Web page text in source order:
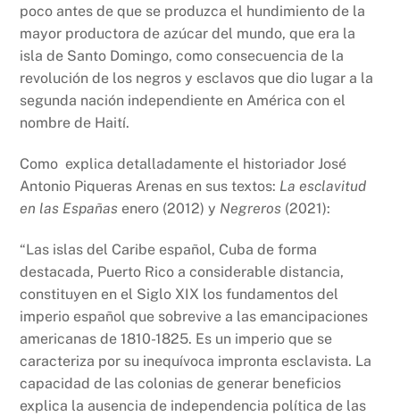
poco antes de que se produzca el hundimiento de la
mayor productora de azúcar del mundo, que era la
isla de Santo Domingo, como consecuencia de la
revolución de los negros y esclavos que dio lugar a la
segunda nación independiente en América con el
nombre de Haití.
Como explica detalladamente el historiador José
Antonio Piqueras Arenas en sus textos: La esclavitud
en las Españas enero (2012) y Negreros (2021):
“Las islas del Caribe español, Cuba de forma
destacada, Puerto Rico a considerable distancia,
constituyen en el Siglo XIX los fundamentos del
imperio español que sobrevive a las emancipaciones
americanas de 1810-1825. Es un imperio que se
caracteriza por su inequívoca impronta esclavista. La
capacidad de las colonias de generar beneficios
explica la ausencia de independencia política de las